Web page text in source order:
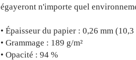
égayeront n'importe quel
• Épaisseur du papier : 0,26 mm (10,3
• Grammage : 189 g/m²
• Opacité : 94 %